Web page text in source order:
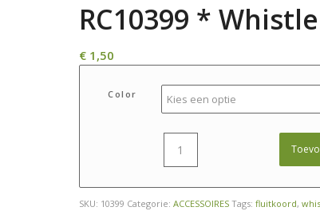
RC10399 *
€1,50
Color
SKU: 10399 Categorie: ACCESSOIRES Tags: fluitkoord,